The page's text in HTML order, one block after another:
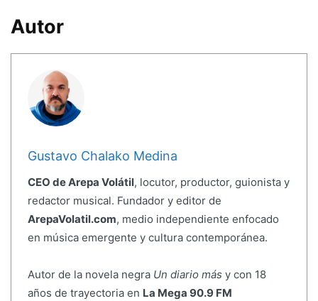
Autor
Gustavo Chalako Medina
CEO de Arepa Volátil, locutor, productor, guionista y
redactor musical. Fundador y editor de
ArepaVolatil.com, medio independiente enfocado
en música emergente y cultura contemporánea.
Autor de la novela negra Un diario más y con 18
años de trayectoria en La Mega 90.9 FM